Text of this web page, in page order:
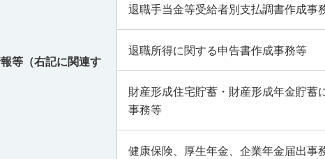
等 （右記に関連す
退職手当金等受給者別支払調書作成事
退職所得に関する申告書作成事務等
財産形成住宅貯蓄・財産形成年金貯
事務等
健康保険、厚生年金、企業年金届出事